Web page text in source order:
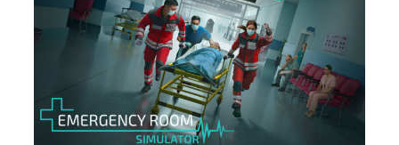
Einführungsrabatt